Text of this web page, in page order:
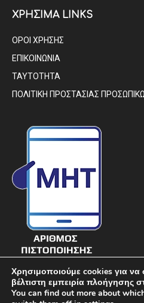
ΧΡΗΣΙΜΑ LINKS
ΟΡΟΙ ΧΡΗΣΗΣ
ΕΠΙΚΟΙΝΩΝΙΑ
ΤΑΥΤΟΤΗΤΑ
ΠΟΛΙΤΙΚΗ ΠΡΟΣΤΑΣΙΑΣ
Χρησιμοποιούμε cookies για
βέλτιστη εμπειρία πλοήγησης
You can find out more about